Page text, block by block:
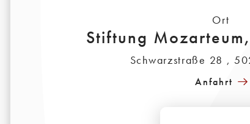
Ort
Stiftung
Schwarzstraße 28 ,
Anfahrt